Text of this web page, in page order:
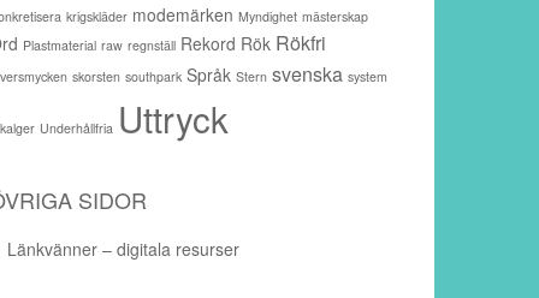
krigskläder modemärken Myndighet mästerskap
Plastmaterial raw regnställ Rekord Rök Rökfri
skorsten southpark Språk Stern svenska system
Underhållfria Uttryck
SIDOR
Länkvänner – digitala resurser